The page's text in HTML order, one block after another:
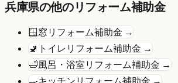
兵庫県の他のリフォーム補助金
🪟 窓リフォーム補助金 →
🚽 トイレリフォーム補助金 →
🛁風呂・浴室リフォーム補助金 →
🍳キッチンリフォーム補助金 →